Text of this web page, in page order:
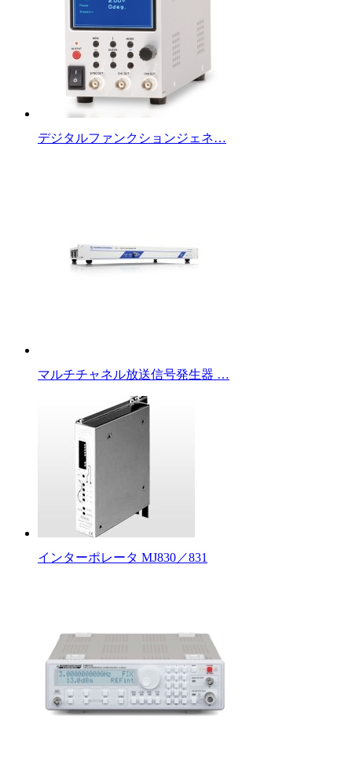
デジタルファンクションジェネ…
マルチチャネル放送信号発生器 …
インターポレータ MJ830／831